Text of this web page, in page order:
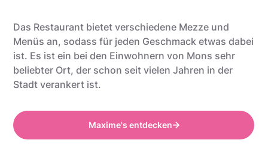
Das Restaurant bietet verschiedene Mezze und
Menüs an, sodass für jeden Geschmack etwas dabei
ist. Es ist ein bei den Einwohnern von Mons sehr
beliebter Ort, der schon seit vielen Jahren in der
Stadt verankert ist.
Maxime's entdecken